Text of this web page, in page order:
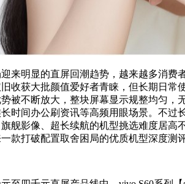
来明显的直屏回潮趋势，越来越多消
收获大批颜值爱好者青睐，但长期日
被不断放大，整块屏幕显示规整均匀
时间办公刷资讯等高频用眼场景。不
舰影像、超长续航的机型挑选难度居
款打破配置取舍困局的优质机型深度测